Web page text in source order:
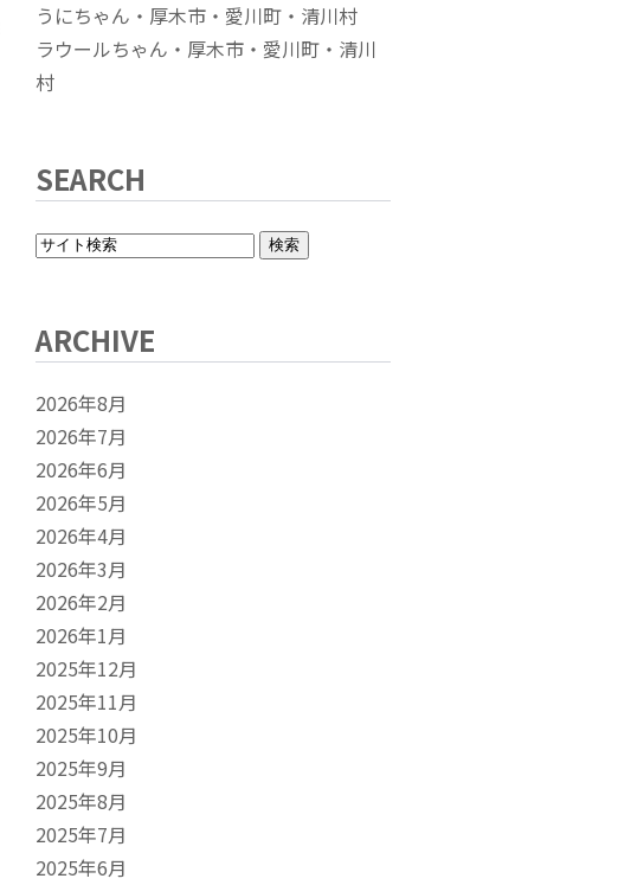
うにちゃん・厚木市・愛川町・清川村
ラウールちゃん・厚木市・愛川町・清川
村
SEARCH
ARCHIVE
2026年8月
2026年7月
2026年6月
2026年5月
2026年4月
2026年3月
2026年2月
2026年1月
2025年12月
2025年11月
2025年10月
2025年9月
2025年8月
2025年7月
2025年6月